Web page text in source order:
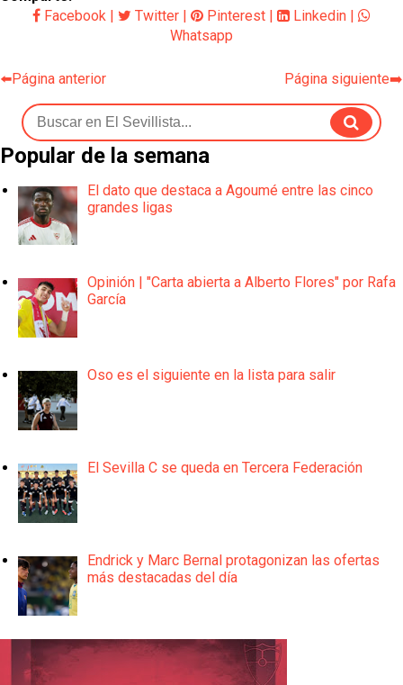
Facebook
Twitter Pinterest Linkedin
Whatsapp
⬅️Página anterior Página siguiente➡️
Popular de la semana
El dato que destaca a Agoumé entre las cinco
grandes ligas
Opinión | "Carta abierta a Alberto Flores" por Rafa
García
Oso es el siguiente en la lista para salir
El Sevilla C se queda en Tercera Federación
Endrick y Marc Bernal protagonizan las ofertas
más destacadas del día